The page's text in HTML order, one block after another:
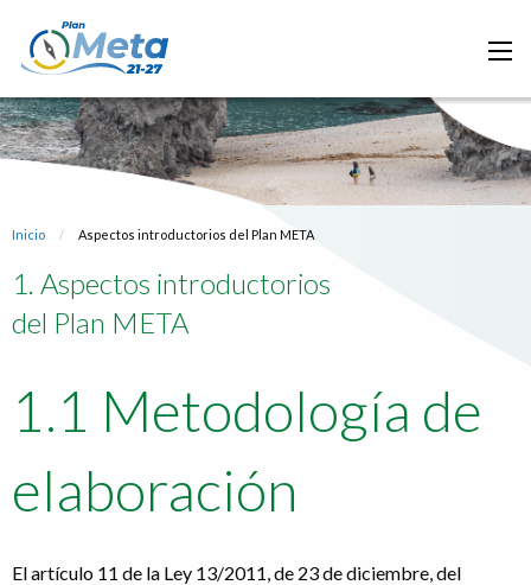
Inicio Actual:
Aspectos introductorios del Plan META
1. Aspectos introductorios
del Plan META
1.1 Metodología de
elaboración
El artículo 11 de la Ley 13/2011, de 23 de diciembre, del